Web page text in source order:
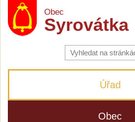
Obec
Syrovátka
Vyhledávání
na
stránkách
Úřad
Obec